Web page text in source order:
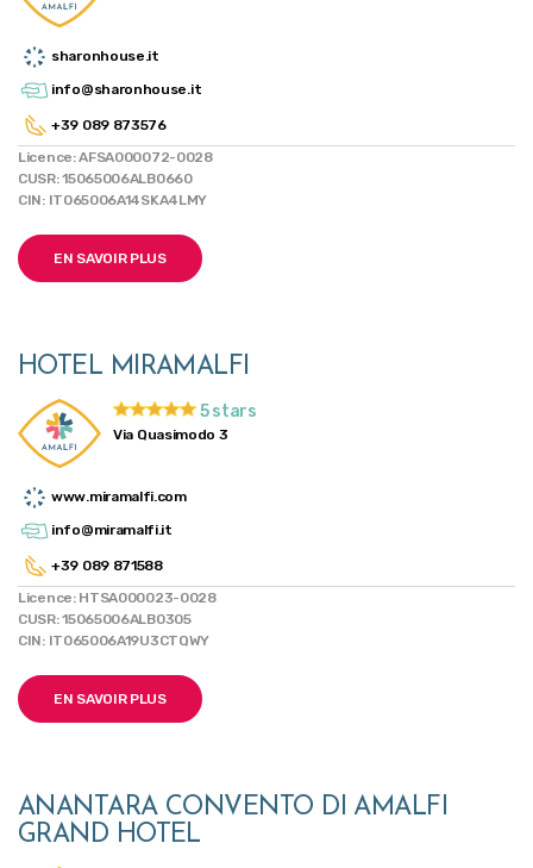
sharonhouse.it
info@sharonhouse.it
+39 089 873576
Licence: AFSA000072-0028
CUSR: 15065006ALB0660
CIN: IT065006A14SKA4LMY
EN SAVOIR PLUS
HOTEL MIRAMALFI
5 stars
Via Quasimodo 3
www.miramalfi.com
info@miramalfi.it
+39 089 871588
Licence: HTSA000023-0028
CUSR: 15065006ALB0305
CIN: IT065006A19U3CTQWY
EN SAVOIR PLUS
ANANTARA CONVENTO DI AMALFI
GRAND HOTEL